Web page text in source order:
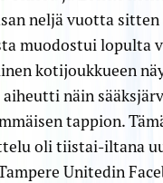
neljä vuotta sitten
muodostui lopulta
kotijoukkueen
näin
tappion.
oli tiistai-iltana
Unitedin